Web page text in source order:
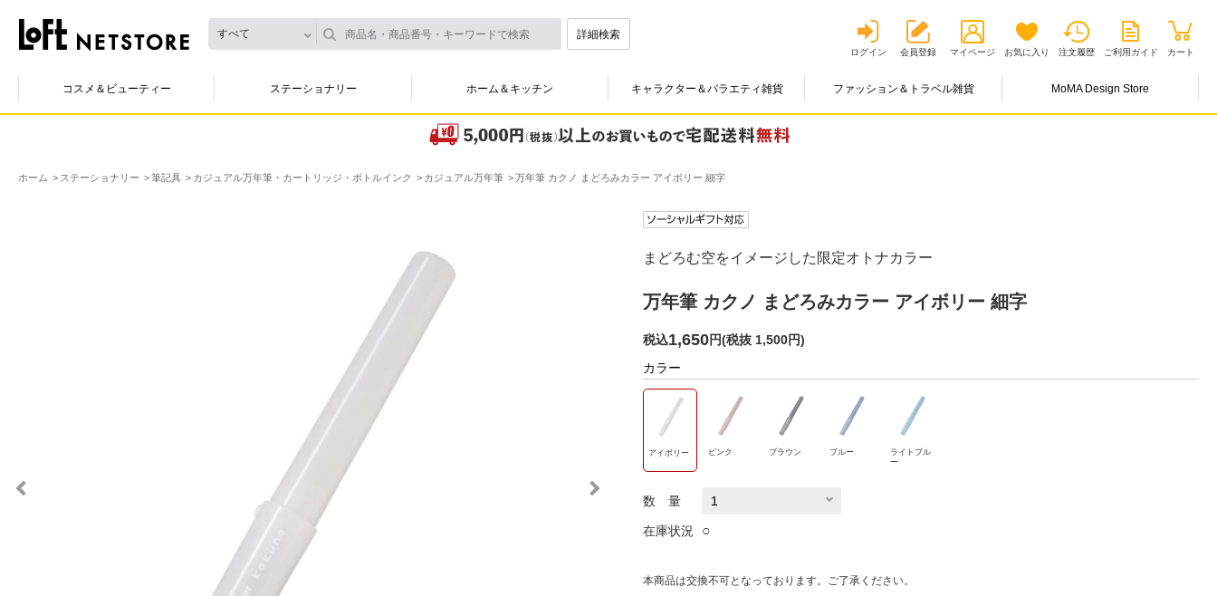
すべて 詳細検索
ログイン 会員登録 マイページ お気に入り 注文履歴 ご利用ガイド カート
コスメ＆ビューティー ステーショナリー ホーム＆キッチン キャラクター＆バラエティ雑貨 ファッション＆トラベル雑貨 MoMA Design Store
ホーム ステーショナリー 筆記具 カジュアル万年筆・カートリッジ・ボトルインク カジュアル万年筆 万年筆 カクノ まどろみカラー アイボリー 細字
まどろむ空をイメージした限定オトナカラー
万年筆 カクノ まどろみカラー アイボリー 細字
税込1,650円(税抜 1,500円)
カラー
アイボリー ピンク ブラウン ブルー
ライトブル
ー
数 量
在庫状況 ○
本商品は交換不可となっております。ご了承ください。